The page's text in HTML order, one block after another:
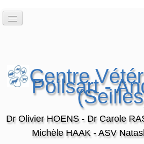
L'Equipe
Le centre
Acces
Les Services
....Centre
Poilsart -
Dr Olivier HOENS - Dr Carole
Michèle HAAK - ASV